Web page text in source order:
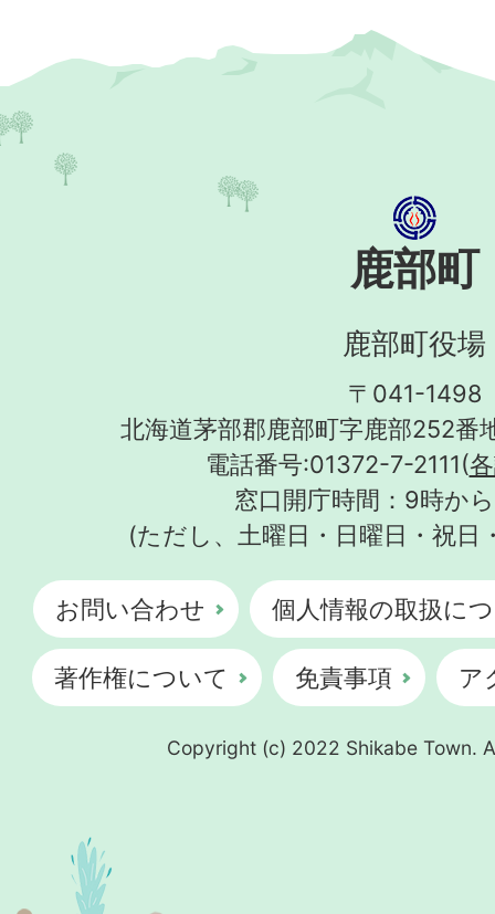
鹿部町
鹿部町役場
〒041-1498
北海道茅部郡鹿部町字鹿部252番
電話番号:01372-7-2111(
窓口開庁時間：9時か
(ただし、土曜日・日曜日・祝日
お問い合わせ 個人情報の取扱に
著作権について 免責事項 ア
Copyright (c) 2022 Shikabe Town.